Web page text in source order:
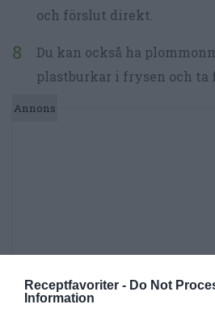
Receptfavoriter - Do Not
Information
och förslut direkt.
Du kan också ha
plastburkar i frysen och ta